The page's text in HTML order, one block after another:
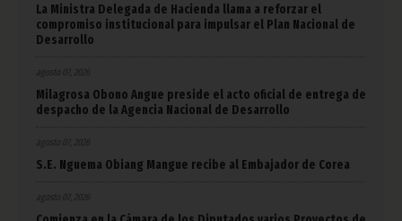
La Ministra Delegada de Hacienda llama a reforzar el
compromiso institucional para impulsar el Plan Nacional de
Desarrollo
agosto 07, 2026
Milagrosa Obono Angue preside el acto oficial de entrega de
despacho de la Agencia Nacional de Desarrollo
agosto 07, 2026
S.E. Nguema Obiang Mangue recibe al Embajador de Corea
agosto 07, 2026